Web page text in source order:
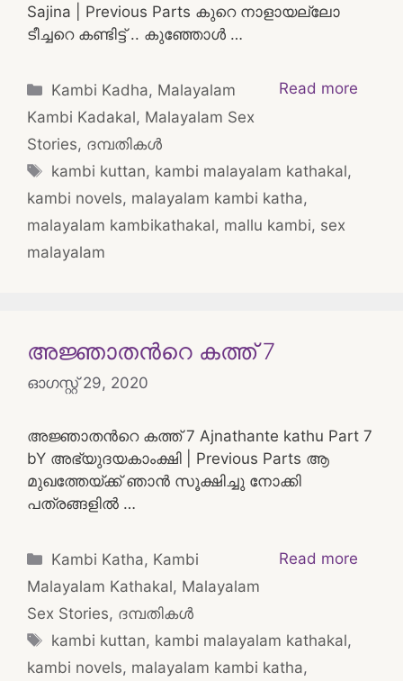
Sajina | Previous Parts കുറെ നാളായല്ലോ
ടീച്ചറെ കണ്ടിട്ട് .. കുഞ്ഞോൾ …
Read more
Categories
Kambi Kadha, Malayalam
Kambi Kadakal, Malayalam Sex
Stories, ദമ്പതികള്‍
Tags
kambi kuttan, kambi malayalam kathakal,
kambi novels, malayalam kambi katha,
malayalam kambikathakal, mallu kambi, sex
malayalam
അജ്ഞാതന്‍റെ കത്ത് 7
ഓഗസ്റ്റ്‌ 29, 2020
അജ്ഞാതന്‍റെ കത്ത് 7 Ajnathante kathu Part 7
bY അഭ്യുദയകാംക്ഷി | Previous Parts ആ
മുഖത്തേയ്ക്ക് ഞാൻ സൂക്ഷിച്ചു നോക്കി
പത്രങ്ങളിൽ …
Read more
Categories
Kambi Katha, Kambi
Malayalam Kathakal, Malayalam
Sex Stories, ദമ്പതികള്‍
Tags
kambi kuttan, kambi malayalam kathakal,
kambi novels, malayalam kambi katha,